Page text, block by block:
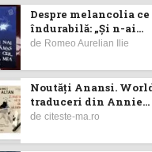
Despre melancolia
îndurabilă: „Și n-ai...
de Romeo Aurelian Ilie
Noutăţi Anansi.
traduceri din Annie...
deciteste-ma.ro